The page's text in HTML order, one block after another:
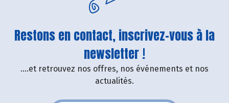
Restons en contact, inscrivez-vous à la
newsletter !
....et retrouvez nos offres, nos événements et nos
actualités.